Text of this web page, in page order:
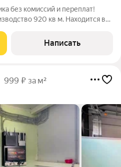
без комиссий и переплат!
920 кв м. Находится вр
24х60 м. Высота потолка 6 м
Написать
999 ₽ за м²